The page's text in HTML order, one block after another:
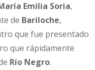
Emilia Soria,
de Bariloche,
que fue presentado
que rápidamente
Río Negro.